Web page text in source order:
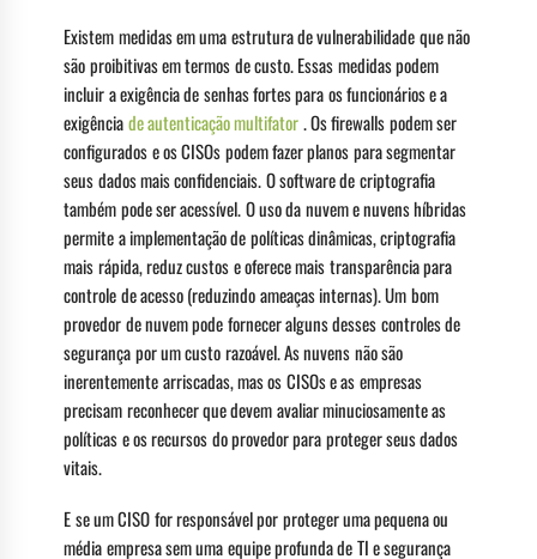
Existem medidas em uma estrutura de vulnerabilidade que não
são proibitivas em termos de custo. Essas medidas podem
incluir a exigência de senhas fortes para os funcionários e a
exigênciade autenticação multifator. Os firewalls podem ser
configurados e os CISOs podem fazer planos para segmentar
seus dados mais confidenciais. O software de criptografia
também pode ser acessível. O uso da nuvem e nuvens híbridas
permite a implementação de políticas dinâmicas, criptografia
mais rápida, reduz custos e oferece mais transparência para
controle de acesso (reduzindo ameaças internas). Um bom
provedor de nuvem pode fornecer alguns desses controles de
segurança por um custo razoável. As nuvens não são
inerentemente arriscadas, mas os CISOs e as empresas
precisam reconhecer que devem avaliar minuciosamente as
políticas e os recursos do provedor para proteger seus dados
vitais.
E se um CISO for responsável por proteger uma pequena ou
média empresa sem uma equipe profunda de TI e segurança